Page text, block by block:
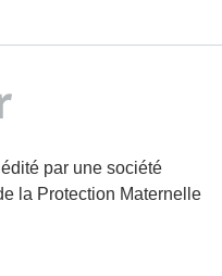
par une société
la Protection Maternelle